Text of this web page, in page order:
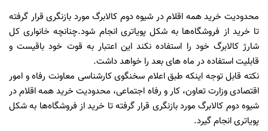
محدودیت خرید همه اقلام در شیوه دوم کالابرگ مورد بازنگری قرار گرفته
تا خرید از فروشگاه‌ها به شکل پویاتری انجام شود.چنانچه خانواری کل
شارژ کالابرگ خود را استفاده نکند این اعتبار به قوت خود باقیست و
قابلیت استفاده در ماه های بعد را خواهد داشت.
نکته قابل توجه اینکه طبق اعلام سخنگوی کارشناسی معاونت رفاه و امور
اقتصادی وزارت تعاون، کار و رفاه اجتماعی، محدودیت خرید همه اقلام در
شیوه دوم کالابرگ مورد بازنگری قرار گرفته تا خرید از فروشگاه‌ها به شکل
پویاتری انجام گیرد.